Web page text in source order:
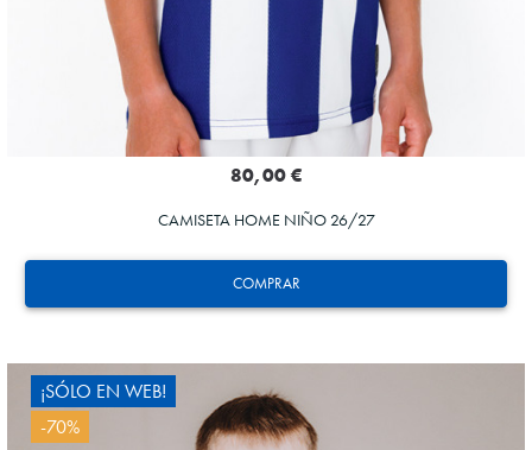
COMPRAR
80,00 €
CAMISETA HOME NIÑO 26/27
¡SÓLO EN WEB!
-70%